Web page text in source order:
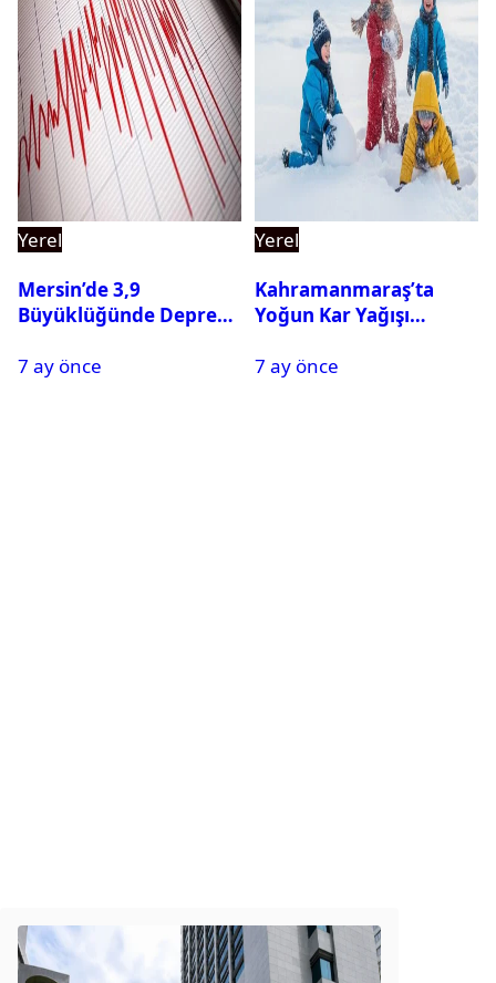
Yerel
Mersin’de 3,9
Büyüklüğünde Deprem
7 ay önce
Yerel
Kahramanmaraş’ta
Yoğun Kar Yağışı
Tatil
7 ay önce